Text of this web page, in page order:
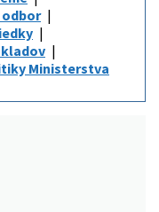
Ministerstva